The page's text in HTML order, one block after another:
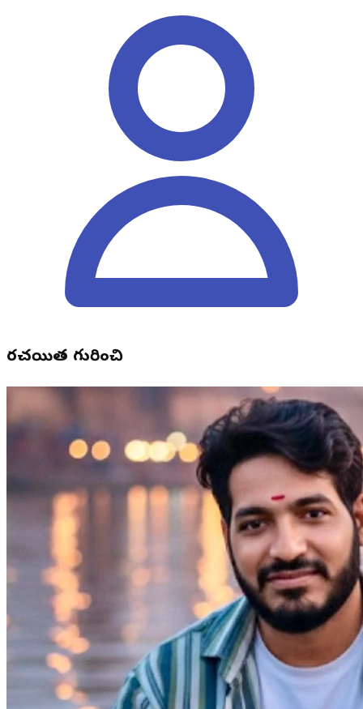
రచయిత గురించి